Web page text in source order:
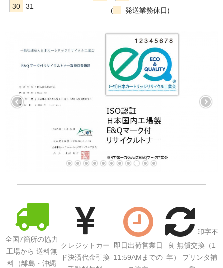
30
31
(
発送業務休日)
全国7箇所の協力
工場から 送料無
料（離島・沖縄
クレジットカー
ド決済代金引換
即日出荷営業日
11:59AMまでの
印字不
良 無償交換（1
年） プリンタ補